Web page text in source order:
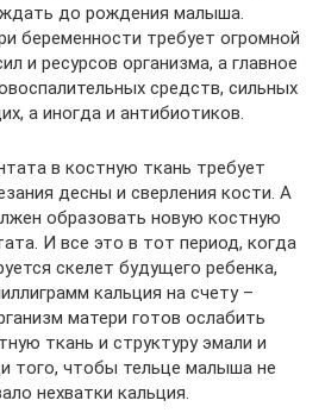
до рождения малыша.
беременности требует огромной
и ресурсов организма, а главное
средств, сильных
а иногда и антибиотиков.
в костную ткань требует
десны и сверления кости. А
образовать новую костную
И все это в тот период, когда
скелет будущего ребенка,
кальция на счету –
матери готов ослабить
ткань и структуру эмали и
того, чтобы тельце малыша не
нехватки кальция.